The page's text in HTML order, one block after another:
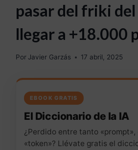
pasar del friki del
llegar a +18.000
Por Javier Garzás 17 abril, 2025
EBOOK GRATIS
El Diccionario de la IA
¿Perdido entre tanto «prompt»,
«token»? Llévate gratis el